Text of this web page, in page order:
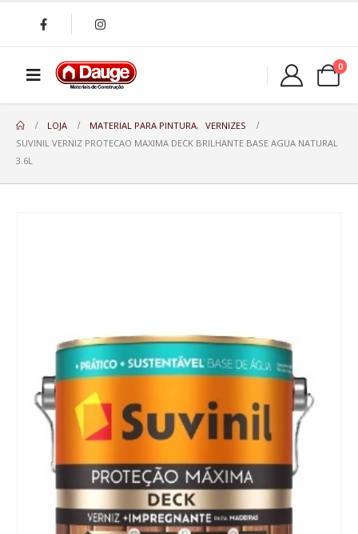
0
LOJA MATERIAL PARA PINTURA,
VERNIZES
SUVINIL VERNIZ PROTECAO MAXIMA DECK BRILHANTE BASE AGUA NATURAL
3.6L